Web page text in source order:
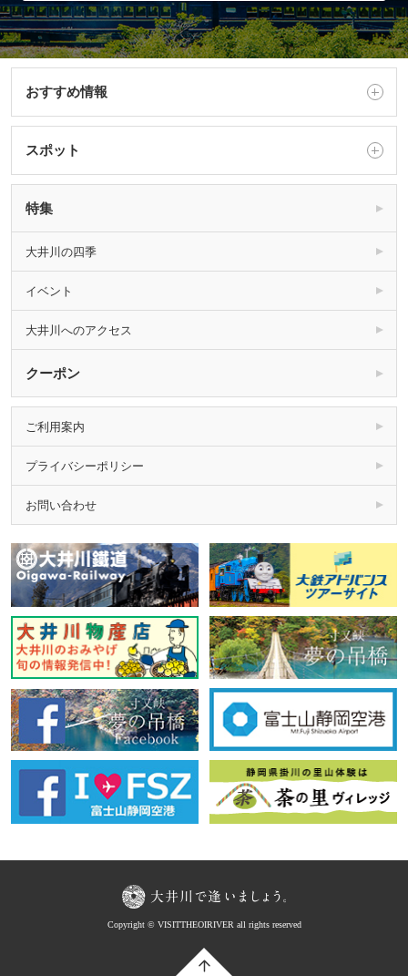
おすすめ情報
スポット
特集
大井川の四季
イベント
大井川へのアクセス
クーポン
ご利用案内
プライバシーポリシー
お問い合わせ
Copyright © VISITTHEOIRIVER all rights reserved